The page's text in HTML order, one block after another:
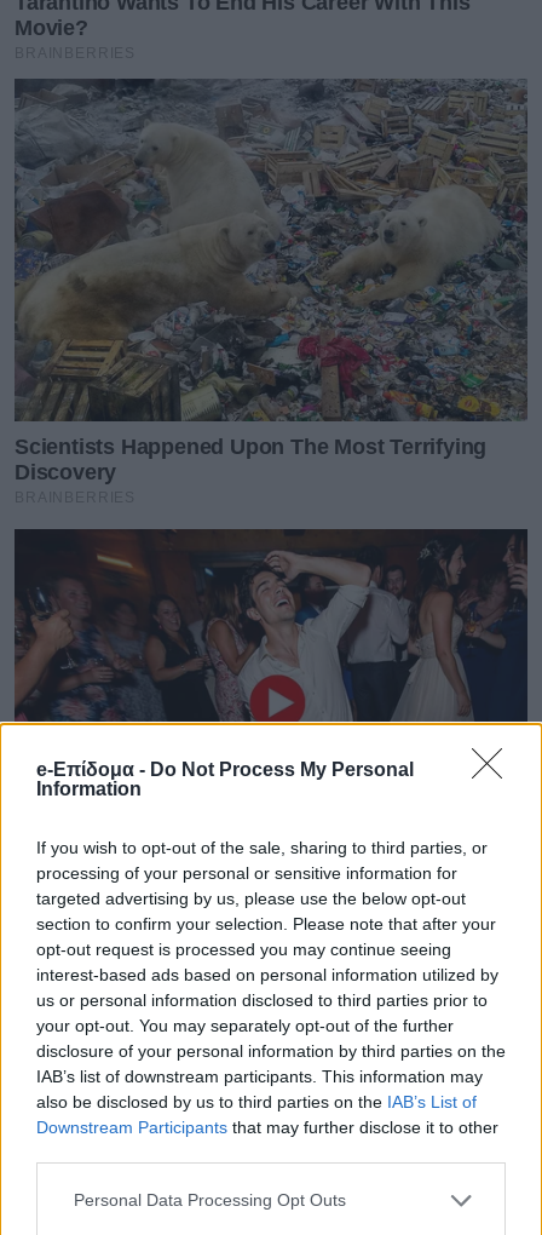
e-Επίδομα - Do Not Process My Personal
Information
If you wish to opt-out of the sale, sharing to third parties, or
processing of your personal or sensitive information for
targeted advertising by us, please use the below opt-out
section to confirm your selection. Please note that after your
opt-out request is processed you may continue seeing
interest-based ads based on personal information utilized by
us or personal information disclosed to third parties prior to
your opt-out. You may separately opt-out of the further
disclosure of your personal information by third parties on the
IAB’s list of downstream participants. This information may
also be disclosed by us to third parties on the IAB’s List of
Downstream Participants that may further disclose it to other
Personal Data Processing Opt Outs